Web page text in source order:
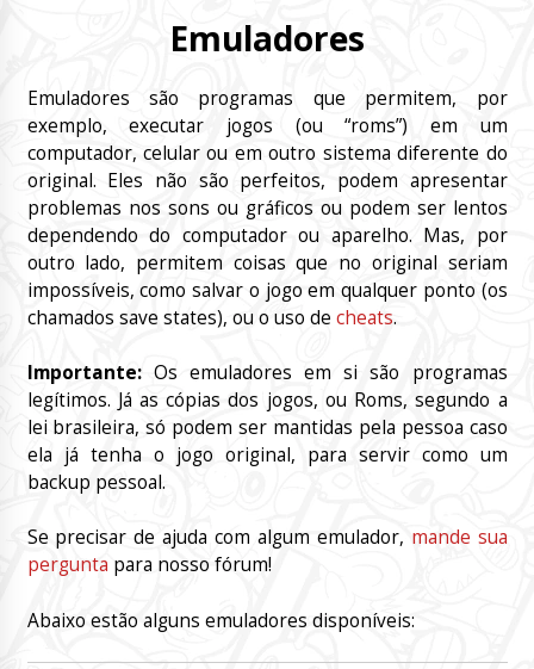
Emuladores
Emuladores são programas que permitem, por
exemplo, executar jogos (ou “roms”) em um
computador, celular ou em outro sistema diferente do
original. Eles não são perfeitos, podem apresentar
problemas nos sons ou gráficos ou podem ser lentos
dependendo do computador ou aparelho. Mas, por
outro lado, permitem coisas que no original seriam
impossíveis, como salvar o jogo em qualquer ponto (os
chamados save states), ou o uso de cheats.
Importante: Os emuladores em si são programas
legítimos. Já as cópias dos jogos, ou Roms, segundo a
lei brasileira, só podem ser mantidas pela pessoa caso
ela já tenha o jogo original, para servir como um
backup pessoal.
Se precisar de ajuda com algum emulador, mande sua
pergunta para nosso fórum!
Abaixo estão alguns emuladores disponíveis: